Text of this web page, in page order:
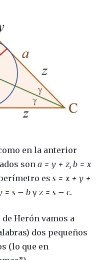
en la anterior
son a = y + z, b = x
es s = x + y +
= s – by z = s – c.
Herón vamos a
dos pequeños
(lo que en